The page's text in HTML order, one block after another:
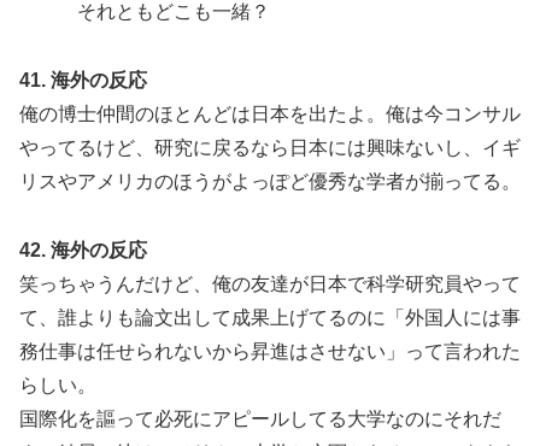
それともどこも一緒？
41. 海外の反応
俺の博士仲間のほとんどは日本を出たよ。俺は今コンサル
やってるけど、研究に戻るなら日本には興味ないし、イギ
リスやアメリカのほうがよっぽど優秀な学者が揃ってる。
42. 海外の反応
笑っちゃうんだけど、俺の友達が日本で科学研究員やって
て、誰よりも論文出して成果上げてるのに「外国人には事
務仕事は任せられないから昇進はさせない」って言われた
らしい。
国際化を謳って必死にアピールしてる大学なのにそれだ